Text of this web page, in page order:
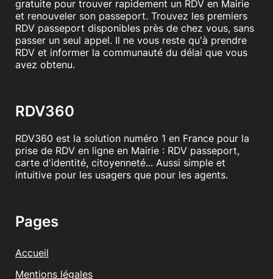
gratuite pour trouver rapidement un RDV en Mairie
et renouveler son passeport. Trouvez les premiers
RDV passeport disponibles près de chez vous, sans
passer un seul appel. Il ne vous reste qu'à prendre
RDV et informer la communauté du délai que vous
avez obtenu.
RDV360
RDV360 est la solution numéro 1 en France pour la
prise de RDV en ligne en Mairie : RDV passeport,
carte d'identité, citoyenneté... Aussi simple et
intuitive pour les usagers que pour les agents.
Pages
Accueil
Mentions légales